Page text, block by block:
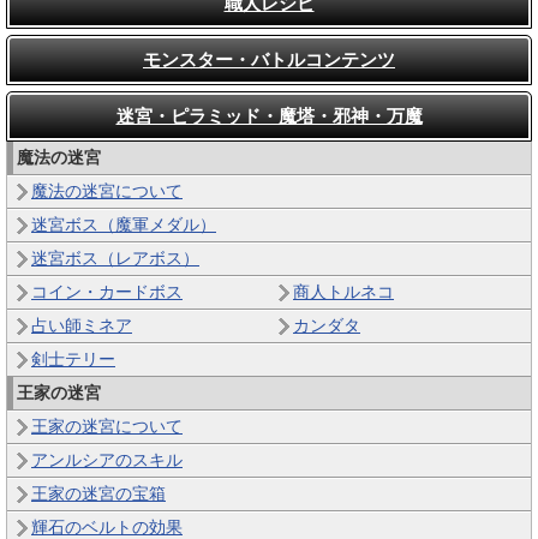
モンスター・バトルコンテンツ
迷宮・ピラミッド・魔塔・邪神・万魔
魔法の迷宮
魔法の迷宮について
迷宮ボス（魔軍メダル）
迷宮ボス（レアボス）
コイン・カードボス
商人トルネコ
占い師ミネア
カンダタ
剣士テリー
王家の迷宮
王家の迷宮について
アンルシアのスキル
王家の迷宮の宝箱
輝石のベルトの効果